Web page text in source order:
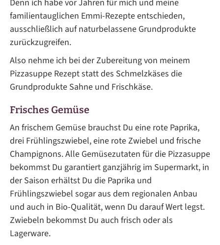
Denn ich habe vor Jahren für mich und meine
familientauglichen Emmi-Rezepte entschieden,
ausschließlich auf naturbelassene Grundprodukte
zurückzugreifen.
Also nehme ich bei der Zubereitung von meinem
Pizzasuppe Rezept statt des Schmelzkäses die
Grundprodukte Sahne und Frischkäse.
Frisches Gemüse
An frischem Gemüse brauchst Du eine rote Paprika,
drei Frühlingszwiebel, eine rote Zwiebel und frische
Champignons. Alle Gemüsezutaten für die Pizzasuppe
bekommst Du garantiert ganzjährig im Supermarkt, in
der Saison erhältst Du die Paprika und
Frühlingszwiebel sogar aus dem regionalen Anbau
und auch in Bio-Qualität, wenn Du darauf Wert legst.
Zwiebeln bekommst Du auch frisch oder als
Lagerware.